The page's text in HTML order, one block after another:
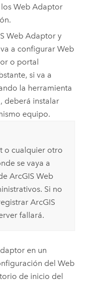
Web Adaptor
Web Adaptor y
a configurar Web
o portal
si va a
la herramienta
, deberá instalar
equipo.
o cualquier otro
se vaya a
ArcGIS Web
Si no
ArcGIS
fallará.
en un
del Web
de inicio del